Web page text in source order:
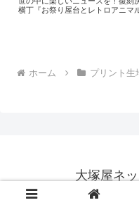
横丁『お祭り屋台とレトロアニマ
ホーム プリント生
大塚屋ネ
© 2018 大塚